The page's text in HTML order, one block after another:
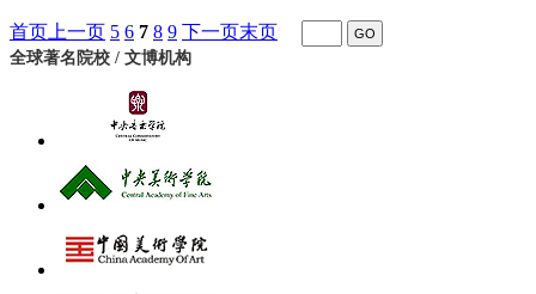
首页 上一页 5 6 7 8 9 下一页末页
全球著名院校 / 文博机构